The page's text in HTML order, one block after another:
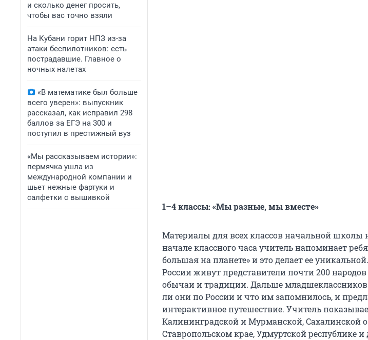
и сколько денег просить,
чтобы вас точно взяли
На Кубани горит НПЗ из-за
атаки беспилотников: есть
пострадавшие. Главное о
ночных налетах
«В математике был больше
всего уверен»: выпускник
рассказал, как исправил 298
баллов за ЕГЭ на 300 и
поступил в престижный вуз
«Мы рассказываем истории»:
пермячка ушла из
международной компании и
шьет нежные фартуки и
салфетки с вышивкой
1–4 классы: «Мы разные, мы вместе»
Материалы для всех классов начальной школы
начале классного часа учитель напоминает
большая на планете» и это делает ее
России живут представители почти 200
обычаи и традиции. Дальше
ли они по России и что им запомнилось, и
интерактивное путешествие. Учитель
Калининградской и Мурманской, Сахалинской
Ставропольском крае, Удмуртской республике и